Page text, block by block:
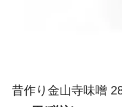
昔作り金山寺味噌